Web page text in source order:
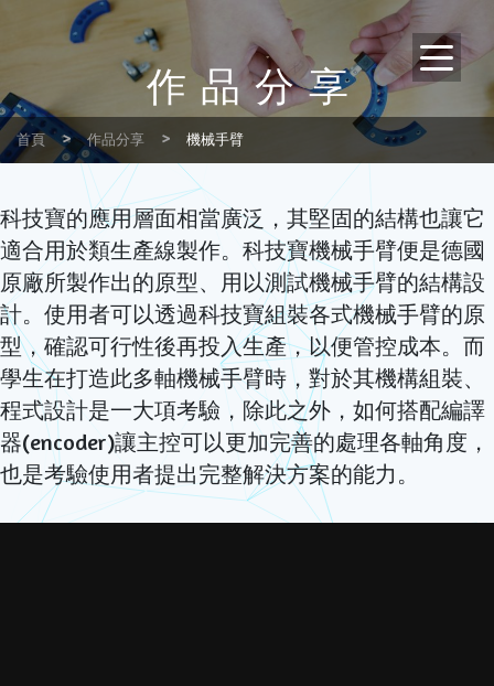
作品分享
首頁 作品分享 機械手臂
科技寶的應用層面相當廣泛，其堅固的結構也讓它
適合用於類生產線製作。科技寶機械手臂便是德國
原廠所製作出的原型、用以測試機械手臂的結構設
計。使用者可以透過科技寶組裝各式機械手臂的原
型，確認可行性後再投入生產，以便管控成本。而
學生在打造此多軸機械手臂時，對於其機構組裝、
程式設計是一大項考驗，除此之外，如何搭配編譯
器(encoder)讓主控可以更加完善的處理各軸角度，
也是考驗使用者提出完整解決方案的能力。